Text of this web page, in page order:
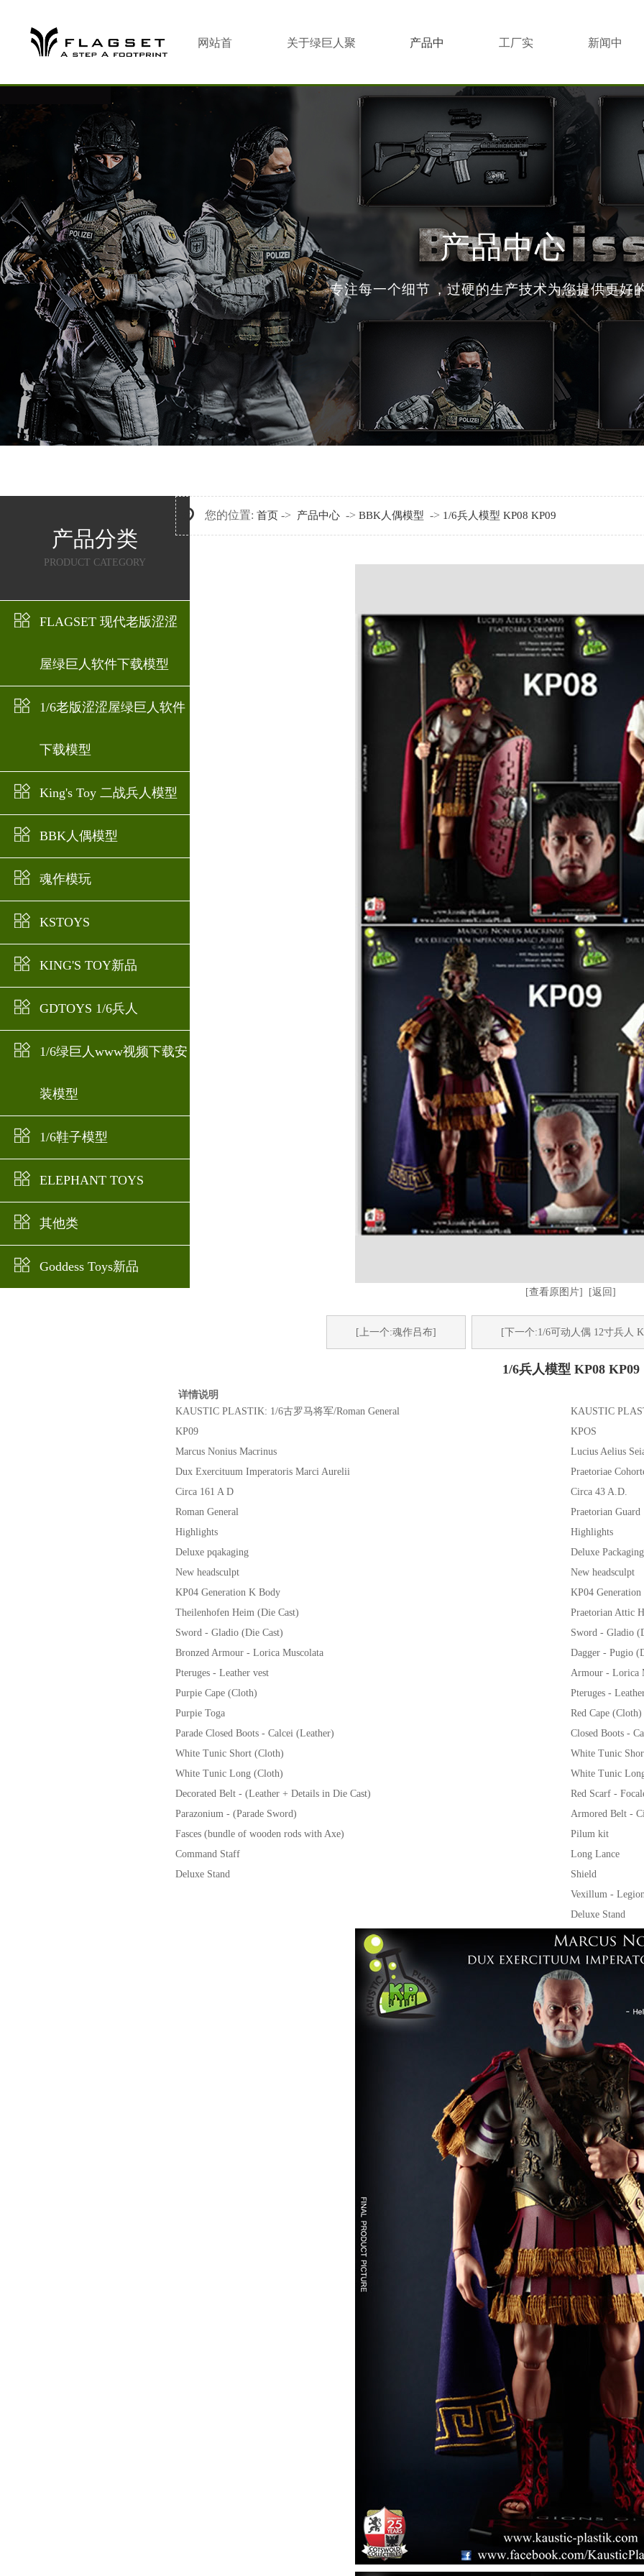
网站首 关于绿巨人聚 产品中 工厂实 新闻中
产品中心
专注每一个细节，过硬的生产技术为您提供更好
产品分类
PRODUCT CATEGORY
FLAGSET 现代老版涩涩
屋绿巨人软件下载模型
1/6老版涩涩屋绿巨人软件
下载模型
King's Toy 二战兵人模型
BBK人偶模型
魂作模玩
KSTOYS
KING'S TOY新品
GDTOYS 1/6兵人
1/6绿巨人www视频下载安
装模型
1/6鞋子模型
ELEPHANT TOYS
其他类
Goddess Toys新品
您的位置: 首页 -> 产品中心 -> BBK人偶模型 -> 1/6兵人模型 KP08 KP09
[查看原图片] [返回]
[上一个:魂作吕布] [下一个:1/6可动人偶 12寸兵人
1/6兵人模型 KP08 KP09
详情说明
KAUSTIC PLASTIK: 1/6古罗马将军/Roman General
KP09
Marcus Nonius Macrinus
Dux Exercituum Imperatoris Marci Aurelii
Circa 161 A D
Roman General
Highlights
Deluxe pqakaging
New headsculpt
KP04 Generation K Body
Theilenhofen Heim (Die Cast)
Sword - Gladio (Die Cast)
Bronzed Armour - Lorica Muscolata
Pteruges - Leather vest
Purpie Cape (Cloth)
Purpie Toga
Parade Closed Boots - Calcei (Leather)
White Tunic Short (Cloth)
White Tunic Long (Cloth)
Decorated Belt - (Leather + Details in Die Cast)
Parazonium - (Parade Sword)
Fasces (bundle of wooden rods with Axe)
Command Staff
Deluxe Stand
KAUSTIC
KPOS
Lucius Aelius
Praetoriae
Circa 43 A.D.
Praetorian Guard
Highlights
Deluxe Packaging
New headsculpt
KP04
Praetorian Attic
Sword - Gladio
Dagger - Pugio
Armour - Lorica
Pteruges -
Red Cape (Cloth)
Closed Boots -
White Tunic
White Tunic
Red Scarf -
Armored Belt -
Pilum kit
Long Lance
Shield
Vexillum -
Deluxe Stand